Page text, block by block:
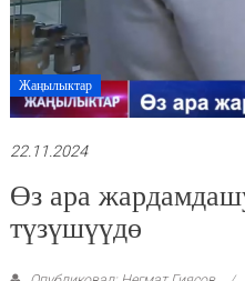
Жаңылыктар
22.11.2024
Өз ара
түзүшүүдө